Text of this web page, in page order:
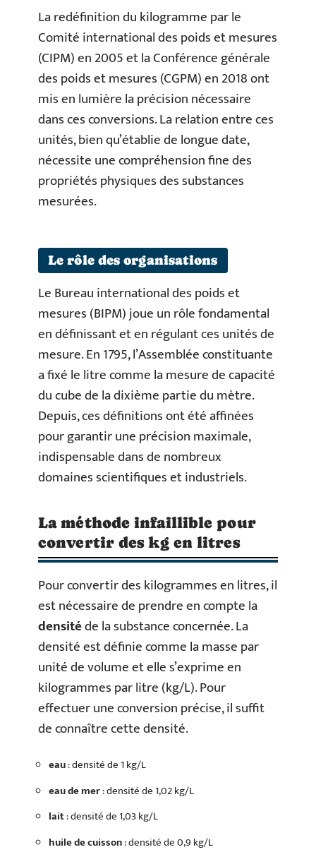
La redéfinition du kilogramme par le
Comité international des poids et mesures
(CIPM) en 2005 et la Conférence générale
des poids et mesures (CGPM) en 2018 ont
mis en lumière la précision nécessaire
dans ces conversions. La relation entre ces
unités, bien qu’établie de longue date,
nécessite une compréhension fine des
propriétés physiques des substances
mesurées.
Le rôle des organisations
Le Bureau international des poids et
mesures (BIPM) joue un rôle fondamental
en définissant et en régulant ces unités de
mesure. En 1795, l’Assemblée constituante
a fixé le litre comme la mesure de capacité
du cube de la dixième partie du mètre.
Depuis, ces définitions ont été affinées
pour garantir une précision maximale,
indispensable dans de nombreux
domaines scientifiques et industriels.
La méthode infaillible pour
convertir des kg en litres
Pour convertir des kilogrammes en litres, il
est nécessaire de prendre en compte la
densitéde la substance concernée. La
densité est définie comme la masse par
unité de volume et elle s’exprime en
kilogrammes par litre (kg/L). Pour
effectuer une conversion précise, il suffit
de connaître cette densité.
eau: densité de 1 kg/L
eau de mer: densité de 1,02 kg/L
lait: densité de 1,03 kg/L
huile de cuisson: densité de 0,9 kg/L